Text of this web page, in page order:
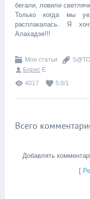
бегали, ловили
Только когда мы
расплакалась. Я
Алахадзе!!!
Мои статьи
Борис E
4017
5.0/1
Всего
Добавлять
[